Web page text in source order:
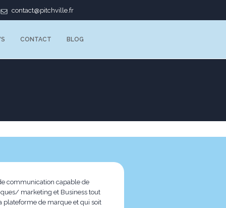
contact@pitchville.fr
CONTACT BLOG
communication capable de
marketing et Business tout
plateforme de marque et qui soit